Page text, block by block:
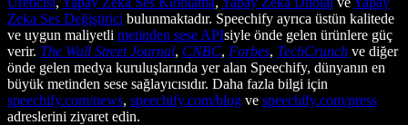
Zeka Ses Değiştirici bulunmaktadır. Speechify ayrıca üstün kalitede
ve uygun maliyetli metinden sese APIsiyle önde gelen ürünlere güç
verir. The Wall Street Journal, CNBC, Forbes, TechCrunch ve diğer
önde gelen medya kuruluşlarında yer alan Speechify, dünyanın en
büyük metinden sese sağlayıcısıdır. Daha fazla bilgi için
speechify.com/news, speechify.com/blog ve speechify.com/press
adreslerini ziyaret edin.